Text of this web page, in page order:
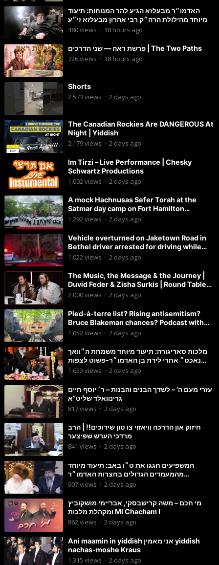
האדמו״ר מבעלזא הגיע להר המנוחות: תיעוד
מיוחד מהילולת הרה״ק רבי אהרון מבעלזא זי״ע
480views · 18 hours ago
פרשת ראה — שני הדרכים | The Two Paths
726views · 18 hours ago
Shorts
2,573 views · 2 days ago
The Canadian Rockies Are DANGEROUS At
Night | Yiddish
2,179views · 2 days ago
Im Tirzi – Live Performance | Chesky
Schwartz Productions
1,002views · 2 days ago
A mock Hachnusas Sefer Torah at the
Satmar day camp on Fort Hamilton
Parkway.
1,292views · 2 days ago
Vehicle overturned on Jaketown Road in
Bethel driver arrested for driving while
intoxicated.
1,022views · 2 days ago
The Music, the Message & the Journey |
Duvid Feder & Zisha Surkis | Round Table
#11
2,000views · 2 days ago
Pied-à-terre list? Rising antisemitism?
Bruce Blakeman chances? Podcast with
Councilman David Carr!
1,052views · 2 days ago
מלכות סאדיגורה: תיעוד מיוחד משמחת ה״וואך
נאכט״ אחרי לידת בן האדמו״ר-פשוט לצפות
ולהנות
1,653 views · 2 days ago
עזרי מעם ה’ – לשדך הבנים והבנות – ר׳ יוסף חיים
גרינוואלד שליט”א
817views · 2 days ago
חיזוק און הדרכה וויאזוי צו טון שידוכים!! | הרב
מרדכי הערש שפיצער
841 views · 2 days ago
המשפיעים חגגו את ט״ו באב: תיעוד מיוחד
מהמעמדים הגדולים בחצרות האדמו״ר
מסטוטשין והגרי״מ מורגשטרן
907views · 2 days ago
מי חכם – משה קרישבסקי, אבריימי מושקוביץ
ומקהלת מלכות Mi Chacham I
862views · 2 days ago
Ani maamin in yiddish אני מאמין yiddish
nachas-moshe Kraus
1,315 views · 2 days ago